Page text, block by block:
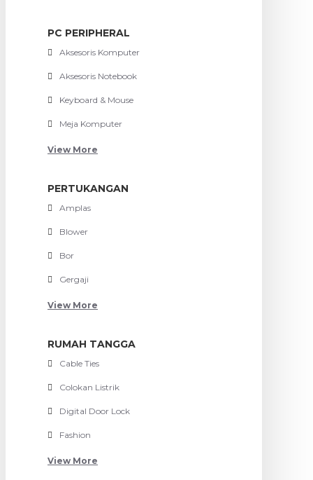
PC PERIPHERAL
Aksesoris Komputer
Aksesoris Notebook
Keyboard & Mouse
Meja Komputer
View More
PERTUKANGAN
Amplas
Blower
Bor
Gergaji
View More
RUMAH TANGGA
Cable Ties
Colokan Listrik
Digital Door Lock
Fashion
View More